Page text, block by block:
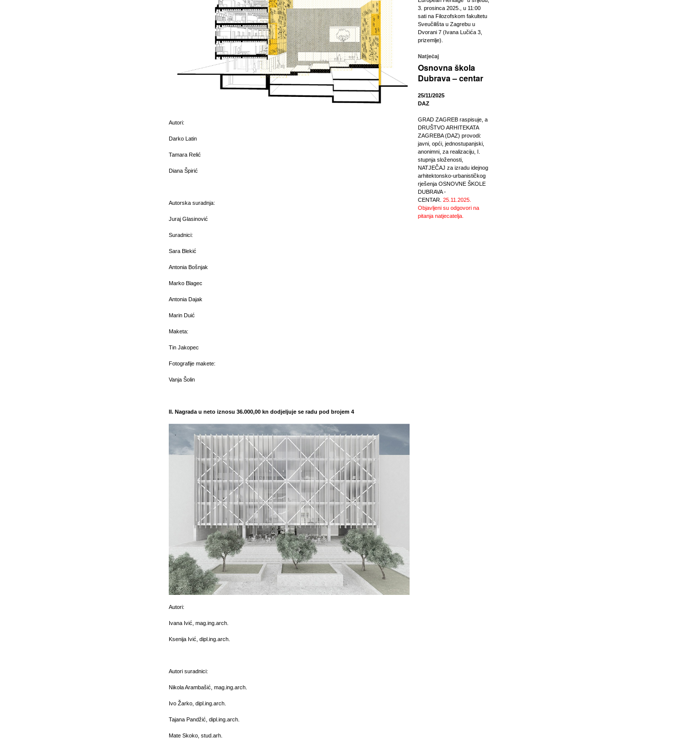
Autori:
Darko Latin
Tamara Relić
Diana Špirić
Autorska suradnja:
Juraj Glasinović
Suradnici:
Sara Blekić
Antonia Bošnjak
Marko Blagec
Antonia Dajak
Marin Duić
Maketa:
Tin Jakopec
Fotografije makete:
Vanja Šolin
II. Nagrada u neto iznosu 36.000,00 kn dodjeljuje se radu pod brojem 4
Autori:
Ivana Ivić, mag.ing.arch.
Ksenija Ivić, dipl.ing.arch.
Autori suradnici:
Nikola Arambašić, mag.ing.arch.
Ivo Žarko, dipl.ing.arch.
Tajana Pandžić, dipl.ing.arch.
Mate Skoko, stud.arh.
3. prosinca 2025., u 11:00
sati na Filozofskom fakultetu
Sveučilišta u Zagrebu u
Dvorani 7 (Ivana Lučića 3,
prizemlje).
Natječaj
Osnovna škola
Dubrava – centar
25/11/2025
DAZ
GRAD ZAGREB raspisuje, a
DRUŠTVO ARHITEKATA
ZAGREBA (DAZ) provodi:
javni, opći, jednostupanjski,
anonimni, za realizaciju, I.
stupnja složenosti,
NATJEČAJ za izradu idejnog
arhitektonsko-urbanističkog
rješenja OSNOVNE ŠKOLE
DUBRAVA -
CENTAR. 25.11.2025.
Objavljeni su odgovori na
pitanja natjecatelja.